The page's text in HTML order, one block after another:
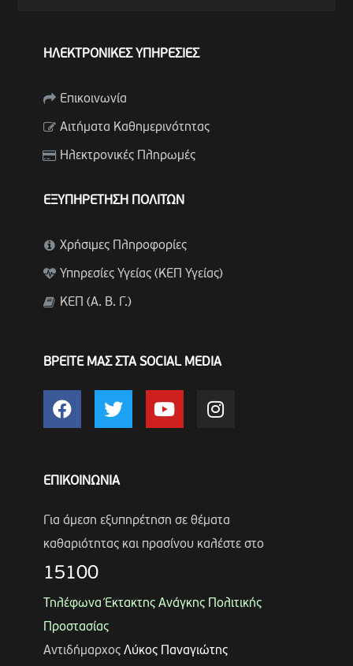
ΗΛΕΚΤΡΟΝΙΚΕΣ ΥΠΗΡΕΣΙΕΣ
Επικοινωνία
Αιτήματα Καθημερινότητας
Ηλεκτρονικές Πληρωμές
ΕΞΥΠΗΡΕΤΗΣΗ ΠΟΛΙΤΩΝ
Χρήσιμες Πληροφορίες
Υπηρεσίες Υγείας (ΚΕΠ Υγείας)
ΚΕΠ (Α. Β. Γ.)
ΒΡΕΙΤΕ ΜΑΣ ΣΤΑ SOCIAL MEDIA
ΕΠΙΚΟΙΝΩΝΙΑ
Για άμεση εξυπηρέτηση σε θέματα
καθαριότητας και πρασίνου καλέστε στο
15100
Τηλέφωνα Έκτακτης Ανάγκης Πολιτικής
Προστασίας
Αντιδήμαρχος Λύκος Παναγιώτης